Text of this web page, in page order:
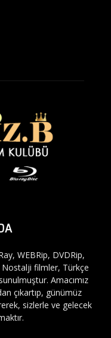
WEBRip, DVDRip,
Nostalji filmler, Türkçe
Amacımız
çıkartıp, günümüz
sizlerle ve gelecek